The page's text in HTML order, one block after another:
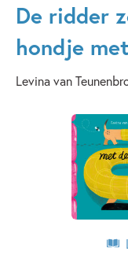
uitgevers
De ridder
hondje
Levina van